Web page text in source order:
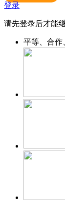
登录
请先登录后才能
平等、合作